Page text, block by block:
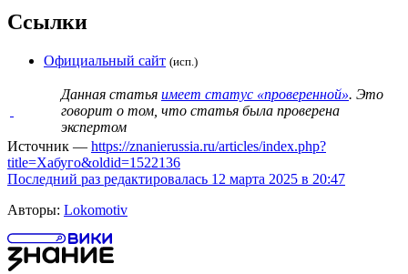
Ссылки
Официальный сайт (исп.)
Данная статья имеет статус «проверенной». Это
говорит о том, что статья была проверена
экспертом
Источник — https://znanierussia.ru/articles/index.php?
title=Хабуго&oldid=1522136
Последний раз редактировалась 12 марта 2025 в 20:47
Авторы: Lokomotiv